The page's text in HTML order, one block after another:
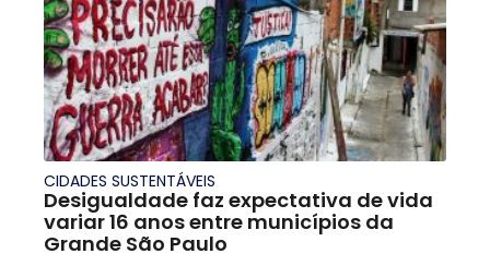
CIDADES SUSTENTÁVEIS
Desigualdade faz expectativa de vida
variar 16 anos entre municípios da
Grande São Paulo